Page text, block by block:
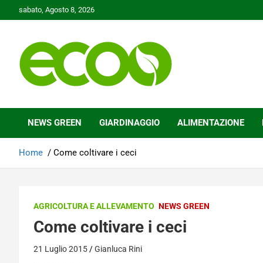
to
sabato, Agosto 8, 2026
Ecoo.it
NEWS GREEN GIARDINAGGIO ALIMENTAZIONE
Home Come coltivare i ceci
AGRICOLTURA E ALLEVAMENTO NEWS GREEN
Come coltivare i ceci
21 Luglio 2015 Gianluca Rini